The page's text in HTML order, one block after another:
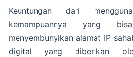
Keuntungan dari
kemampuannya yang
menyembunyikan alamat IP
digital yang diberikan